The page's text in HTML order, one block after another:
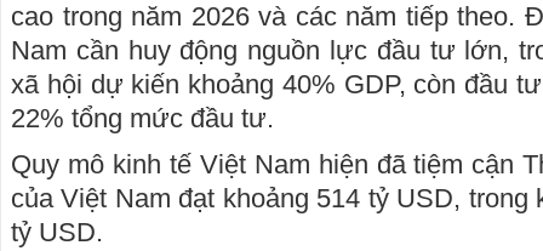
cao trong năm 2026 và các năm tiếp theo.
Nam cần huy động nguồn lực đầu tư lớn,
xã hội dự kiến khoảng 40% GDP, còn đầu
22% tổng mức đầu tư.
Quy mô kinh tế Việt Nam hiện đã tiệm cận
của Việt Nam đạt khoảng 514 tỷ USD, trong
tỷ USD.